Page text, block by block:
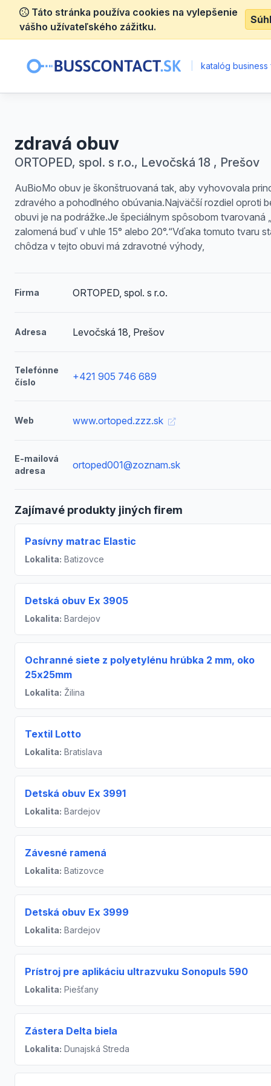
Táto stránka používa cookies na vylepšenie
vášho užívateľského zážitku.
katalóg business
zdravá obuv
ORTOPED, spol. s r.o., Levočská 18 , Prešov
AuBioMo obuv je škonštruovaná tak, aby vyhovovala
zdravého a pohodlného obúvania.Najväčší rozdiel oproti
obuvi je na podrážke.Je špeciálnym spôsobom tvarovaná
zalomená buď v uhle 15° alebo 20°.“Vďaka tomuto tvaru
chôdza v tejto obuvi má zdravotné výhody,
Firma ORTOPED, spol. s r.o.
Adresa Levočská 18, Prešov
Telefónne
číslo
+421 905 746 689
Web www.ortoped.zzz.sk
E-mailová
adresa
ortoped001@zoznam.sk
Zajímavé produkty jiných firem
Pasívny matrac Elastic
Lokalita: Batizovce
Detská obuv Ex 3905
Lokalita: Bardejov
Ochranné siete z polyetylénu hrúbka 2 mm, oko
25x25mm
Lokalita: Žilina
Textil Lotto
Lokalita: Bratislava
Detská obuv Ex 3991
Lokalita: Bardejov
Závesné ramená
Lokalita: Batizovce
Detská obuv Ex 3999
Lokalita: Bardejov
Prístroj pre aplikáciu ultrazvuku Sonopuls 590
Lokalita: Piešťany
Zástera Delta biela
Lokalita: Dunajská Streda